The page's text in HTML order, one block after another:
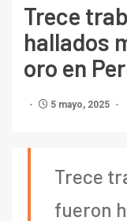
Trece
hallados
oro en
5 mayo, 2025
Trece
fueron